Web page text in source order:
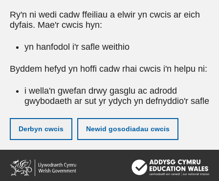
Ry'n ni wedi cadw ffeiliau a elwir yn cwcis ar eich
dyfais. Mae'r cwcis hyn:
yn hanfodol i'r safle weithio
Byddem hefyd yn hoffi cadw rhai cwcis i'n helpu ni:
i wella'n gwefan drwy gasglu ac adrodd
gwybodaeth ar sut yr ydych yn defnyddio'r safle
Derbyn cwcis Newid gosodiadau cwcis
Neidio
i'r
prif